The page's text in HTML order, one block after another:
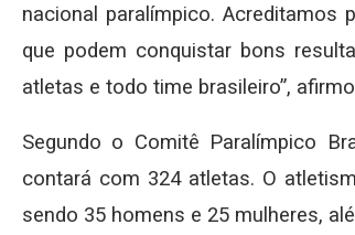
nacional paralímpico. Acreditamos
que podem conquistar bons
atletas e todo time brasileiro”,
Segundo o Comitê Paralímpico
contará com 324 atletas. O
sendo 35 homens e 25 mulheres,